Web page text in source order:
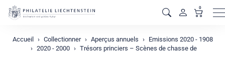
0
Accueil Collectionner Aperçus annuels
Emissions 2020 - 1908
2020 - 2000
Trésors princiers – Scènes de chasse de